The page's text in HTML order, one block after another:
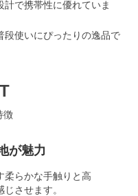
で携帯性に優れていま
段使いにぴったりの逸品で
徴
が魅力
柔らかな手触りと高
させます。